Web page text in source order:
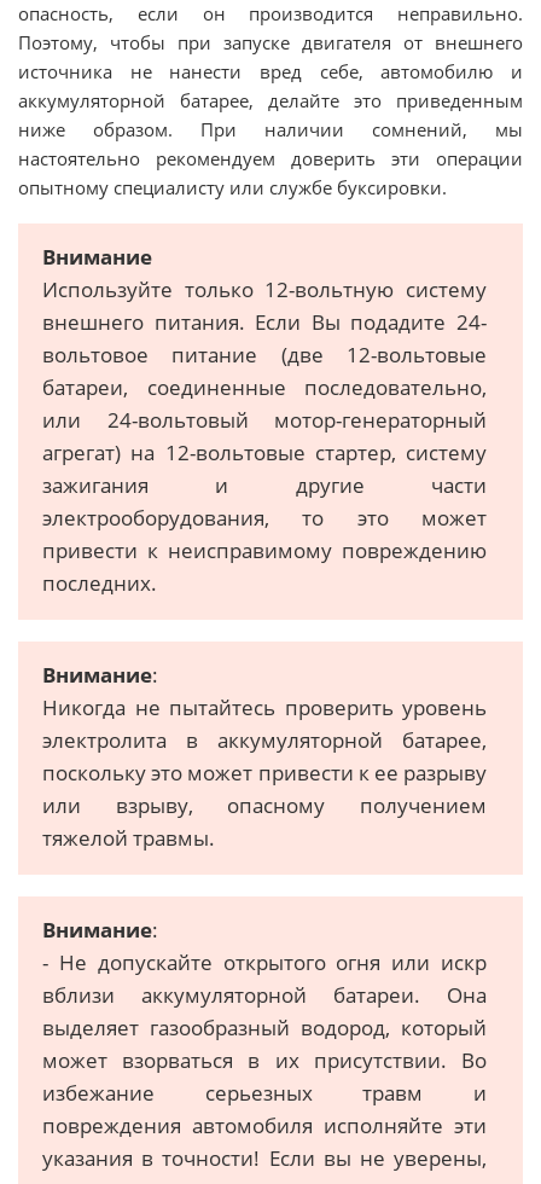
опасность, если он производится неправильно.
Поэтому, чтобы при запуске двигателя от внешнего
источника не нанести вред себе, автомобилю и
аккумуляторной батарее, делайте это приведенным
ниже образом. При наличии сомнений, мы
настоятельно рекомендуем доверить эти операции
опытному специалисту или службе буксировки.
Внимание
Используйте только 12-вольтную систему
внешнего питания. Если Вы подадите 24-
вольтовое питание (две 12-вольтовые
батареи, соединенные последовательно,
или 24-вольтовый мотор-генераторный
агрегат) на 12-вольтовые стартер, систему
зажигания и другие части
электрооборудования, то это может
привести к неисправимому повреждению
последних.
Внимание:
Никогда не пытайтесь проверить уровень
электролита в аккумуляторной батарее,
поскольку это может привести к ее разрыву
или взрыву, опасному получением
тяжелой травмы.
Внимание:
- Не допускайте открытого огня или искр
вблизи аккумуляторной батареи. Она
выделяет газообразный водород, который
может взорваться в их присутствии. Во
избежание серьезных травм и
повреждения автомобиля исполняйте эти
указания в точности! Если вы не уверены,